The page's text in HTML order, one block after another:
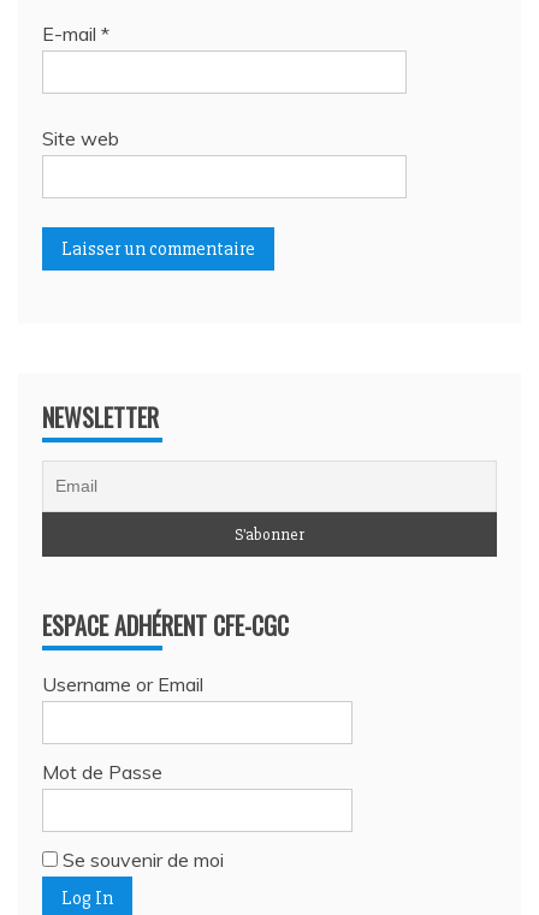
E-mail *
Site web
NEWSLETTER
ESPACE ADHÉRENT CFE-CGC
Username or Email
Mot de Passe
Se souvenir de moi